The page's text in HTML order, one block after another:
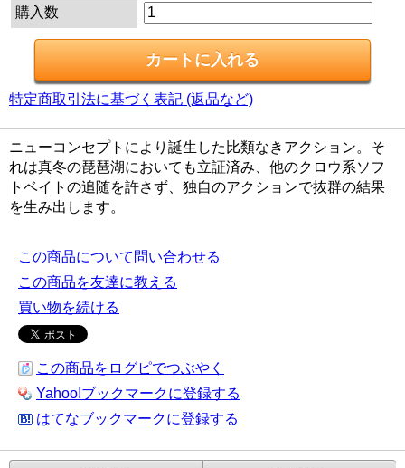
購入数
特定商取引法に基づく表記 (返品など)
ニューコンセプトにより誕生した比類なきアクション。そ
れは真冬の琵琶湖においても立証済み、他のクロウ系ソフ
トベイトの追随を許さず、独自のアクションで抜群の結果
を生み出します。
この商品について問い合わせる
この商品を友達に教える
買い物を続ける
この商品をログピでつぶやく
Yahoo!ブックマークに登録する
はてなブックマークに登録する